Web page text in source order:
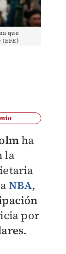
que
(EFE)
ha
la
NBA,
por
.